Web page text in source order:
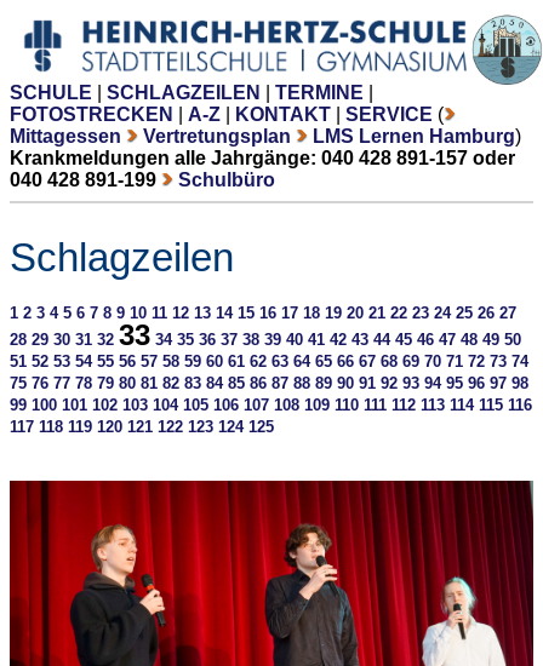
SCHULE SCHLAGZEILEN TERMINE
FOTOSTRECKEN
A-Z KONTAKT SERVICE (
Mittagessen
Vertretungsplan LMS Lernen Hamburg)
Krankmeldungen alle Jahrgänge: 040 428 891-157 oder
040 428 891-199
Schulbüro
Schlagzeilen
1 2 3 4 5 6 7 8 9 10 11 12 13 14 15 16 17 18 19 20 21 22 23 24 25 26 27
28 29 30 31 32 33 34 35 36 37 38 39 40 41 42 43 44 45 46 47 48 49 50
51 52 53 54 55 56 57 58 59 60 61 62 63 64 65 66 67 68 69 70 71 72 73 74
75 76 77 78 79 80 81 82 83 84 85 86 87 88 89 90 91 92 93 94 95 96 97 98
99 100 101 102 103 104 105 106 107 108 109 110 111 112 113 114 115 116
117 118 119 120 121 122 123 124 125